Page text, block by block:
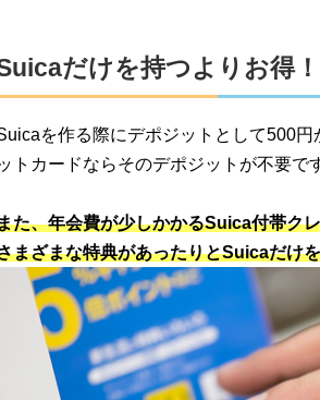
だけを持つよりお得！
を作る際にデポジットとして500
トカードならそのデポジットが不要で
た、年会費が少しかかるSuica付帯ク
まざまな特典があったりとSuicaだけ